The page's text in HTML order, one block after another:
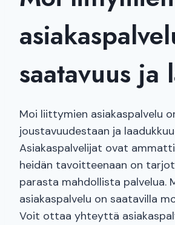
saatavuus ja
Moi liittymien asiakaspalvelu
joustavuudestaan ja
Asiakaspalvelijat ovat
heidän tavoitteenaan on
parasta mahdollista palvelua.
asiakaspalvelu on saatavilla
Voit ottaa yhteyttä